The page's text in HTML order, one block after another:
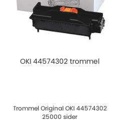
OKI 44574302 trommel
Trommel Original OKI 44574302
25000 sider